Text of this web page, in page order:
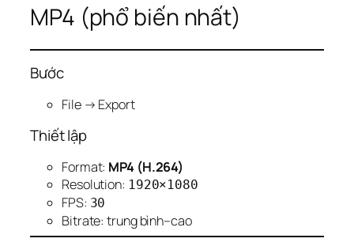
MP4 (phổ biến nhất)
Bước
File → Export
Thiết lập
Format: MP4 (H.264)
Resolution: 1920×1080
FPS: 30
Bitrate: trung bình–cao